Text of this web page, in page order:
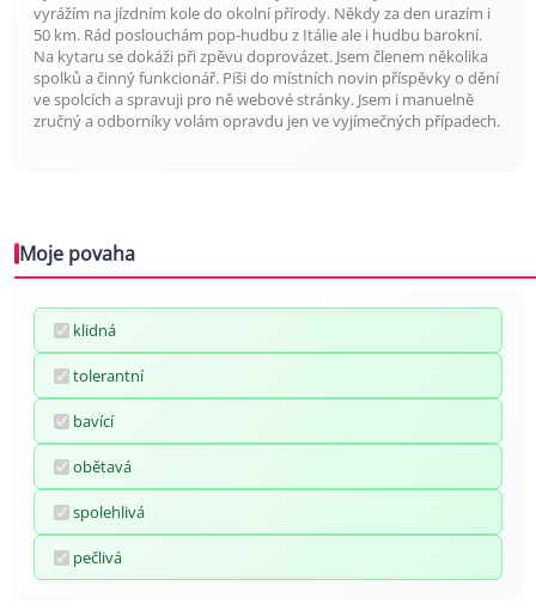
vyrážím na jízdním kole do okolní přírody. Někdy za den urazím i
50 km. Rád poslouchám pop-hudbu z Itálie ale i hudbu barokní.
Na kytaru se dokáži při zpěvu doprovázet. Jsem členem několika
spolků a činný funkcionář. Píši do místních novin příspěvky o dění
ve spolcích a spravuji pro ně webové stránky. Jsem i manuelně
zručný a odborníky volám opravdu jen ve vyjímečných případech.
Moje povaha
klidná
tolerantní
bavící
obětavá
spolehlivá
pečlivá